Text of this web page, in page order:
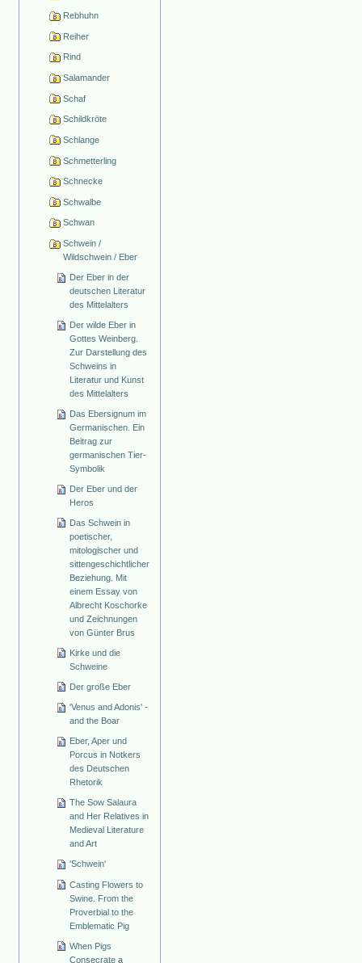
Rebhuhn
Reiher
Rind
Salamander
Schaf
Schildkröte
Schlange
Schmetterling
Schnecke
Schwalbe
Schwan
Schwein /
Wildschwein / Eber
Der Eber in der
deutschen Literatur
des Mittelalters
Der wilde Eber in
Gottes Weinberg.
Zur Darstellung des
Schweins in
Literatur und Kunst
des Mittelalters
Das Ebersignum im
Germanischen. Ein
Beitrag zur
germanischen Tier-
Symbolik
Der Eber und der
Heros
Das Schwein in
poetischer,
mitologischer und
sittengeschichtlicher
Beziehung. Mit
einem Essay von
Albrecht Koschorke
und Zeichnungen
von Günter Brus
Kirke und die
Schweine
Der große Eber
'Venus and Adonis' -
and the Boar
Eber, Aper und
Porcus in Notkers
des Deutschen
Rhetorik
The Sow Salaura
and Her Relatives in
Medieval Literature
and Art
'Schwein'
Casting Flowers to
Swine. From the
Proverbial to the
Emblematic Pig
When Pigs
Consecrate a